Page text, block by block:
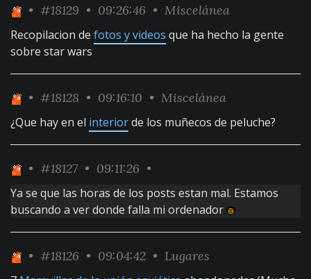
• #18129 • 09:26:46 • Miscelánea
Recopilacion de fotos y videos que ha hecho la gente
sobre star wars
• #18128 • 09:16:10 • Miscelánea
¿Que hay en el interiorde los muñecos de peluche?
• #18127 • 09:11:26 •
Ya se que las horas de los posts estan mal. Estamos
buscando a ver donde falla mi ordenador
• #18126 • 09:04:42 • Lugares